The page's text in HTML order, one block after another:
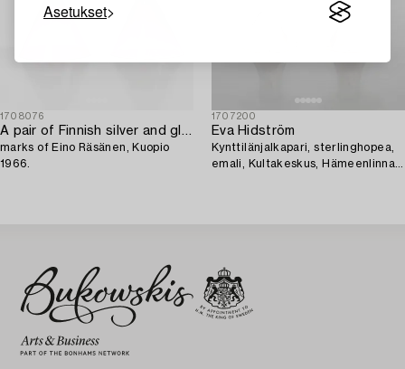
Asetukset
1708076
A pair of Finnish silver and glass candlesticks,
marks of Eino Räsänen, Kuopio
1966.
1707200
Eva Hidström
Kynttilänjalkapari, sterlinghopea,
emali, Kultakeskus, Hämeenlinna